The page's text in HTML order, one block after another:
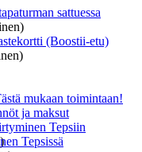
sattuessa
(Boostii-etu)
mukaan toimintaan!
ja maksut
Tepsiin
Tepsissä